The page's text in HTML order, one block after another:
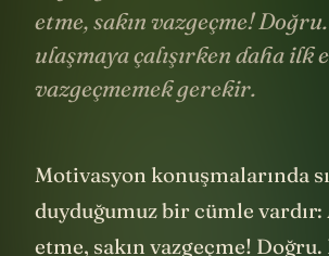
etme, sakın vazgeçme!
ulaşmaya çalışırken daha ilk
vazgeçmemek gerekir.
Motivasyon konuşmalarında
duyduğumuz bir cümle vardır:
etme, sakın vazgeçme!